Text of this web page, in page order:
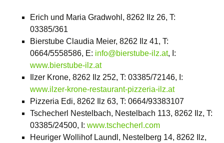
Erich und Maria Gradwohl, 8262 Ilz 26, T:
03385/361
Bierstube Claudia Meier, 8262 Ilz 41, T:
0664/5558586, E: info@bierstube-ilz.at, I:
www.bierstube-ilz.at
Ilzer Krone, 8262 Ilz 252, T: 03385/72146, I:
www.ilzer-krone-restaurant-pizzeria-ilz.at
Pizzeria Edi, 8262 Ilz 63, T: 0664/93383107
Tschecherl Nestelbach, Nestelbach 113, 8262 Ilz, T:
03385/24500, I: www.tschecherl.com
Heuriger Wollihof Laundl, Nestelberg 14, 8262 Ilz,